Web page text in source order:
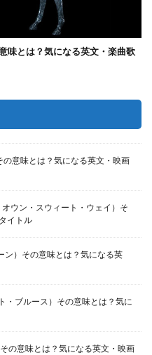
味とは？気になる英文・楽曲歌
意味とは？気になる英文・映画
ウン・スウィート・ウェイ）そ
イトル
ン）その意味とは？気になる英
・ブルース）その意味とは？気に
の意味とは？気になる英文・映画